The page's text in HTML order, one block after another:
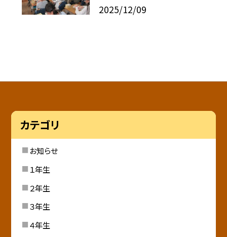
2025/12/09
カテゴリ
お知らせ
１年生
２年生
３年生
４年生